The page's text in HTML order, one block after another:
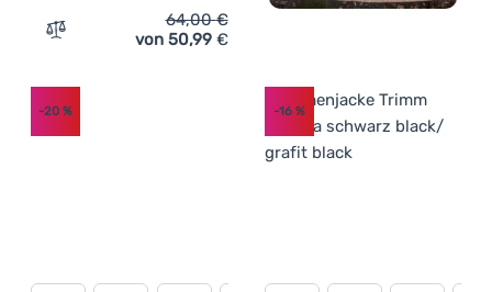
Zum Vergleich 'Damenjacke Trimm Roche Lady'
64,00€
von 50,99 €
-20 % -16%